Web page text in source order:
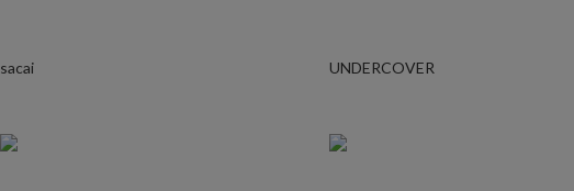
sacai UNDERCOVER